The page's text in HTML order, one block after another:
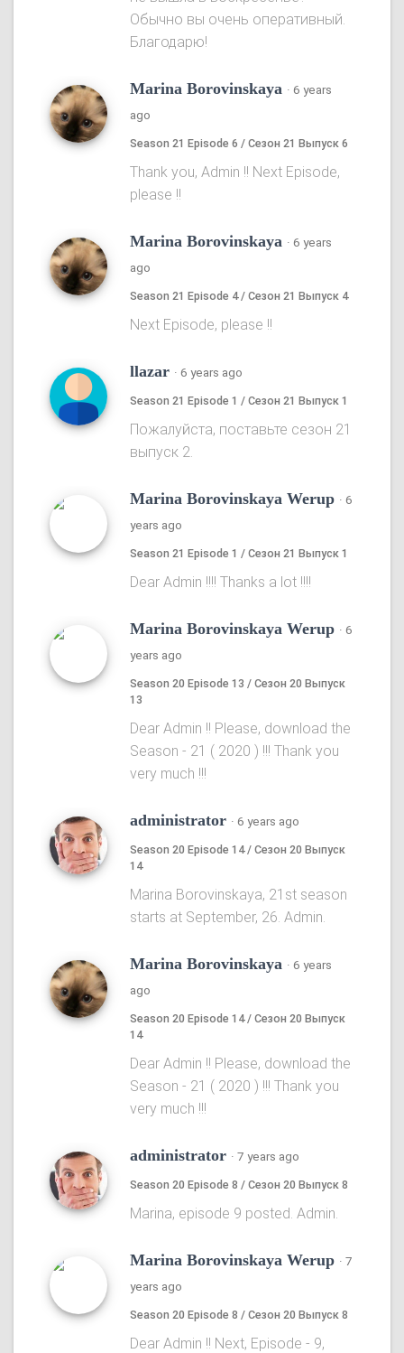
Обычно вы очень оперативный.
Благодарю!
Marina Borovinskaya · 6 years
ago
Season 21 Episode 6 / Сезон 21 Выпуск 6
Thank you, Admin !! Next Episode,
please !!
Marina Borovinskaya · 6 years
ago
Season 21 Episode 4 / Сезон 21 Выпуск 4
Next Episode, please !!
llazar · 6 years ago
Season 21 Episode 1 / Сезон 21 Выпуск 1
Пожалуйста, поставьте сезон 21
выпуск 2.
Marina Borovinskaya Werup · 6
years ago
Season 21 Episode 1 / Сезон 21 Выпуск 1
Dear Admin !!!! Thanks a lot !!!!
Marina Borovinskaya Werup · 6
years ago
Season 20 Episode 13 / Сезон 20 Выпуск
13
Dear Admin !! Please, download the
Season - 21 ( 2020 ) !!! Thank you
very much !!!
administrator · 6 years ago
Season 20 Episode 14 / Сезон 20 Выпуск
14
Marina Borovinskaya, 21st season
starts at September, 26. Admin.
Marina Borovinskaya · 6 years
ago
Season 20 Episode 14 / Сезон 20 Выпуск
14
Dear Admin !! Please, download the
Season - 21 ( 2020 ) !!! Thank you
very much !!!
administrator · 7 years ago
Season 20 Episode 8 / Сезон 20 Выпуск 8
Marina, episode 9 posted. Admin.
Marina Borovinskaya Werup · 7
years ago
Season 20 Episode 8 / Сезон 20 Выпуск 8
Dear Admin !! Next, Episode - 9,